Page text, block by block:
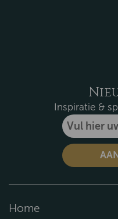
Inspiratie &
Home